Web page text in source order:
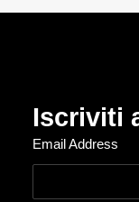
Iscriviti
Email Address